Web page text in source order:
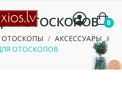
0
ОТОСКОПОВ
ОТОСКОПЫ
АКСЕССУАРЫ
ОТОСКОПОВ